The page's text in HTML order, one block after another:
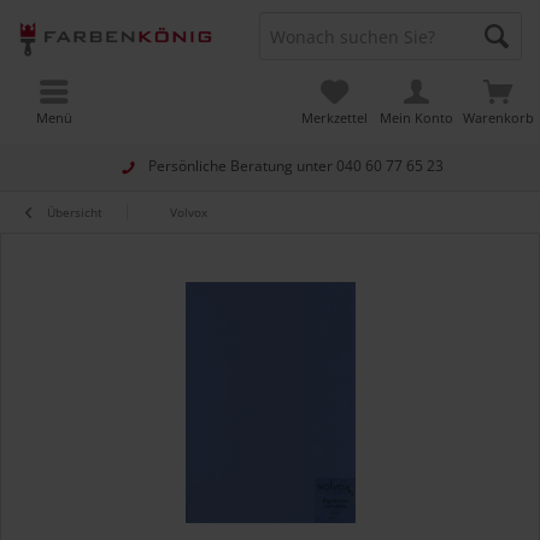
Persönliche Beratung unter 040 60 77 65 23
Warenkorb
Merkzettel Mein Konto
Menü
Übersicht Volvox